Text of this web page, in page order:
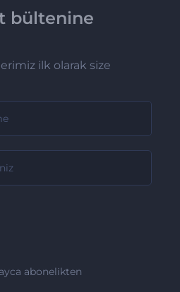
bültenine
ilk olarak size
abonelikten